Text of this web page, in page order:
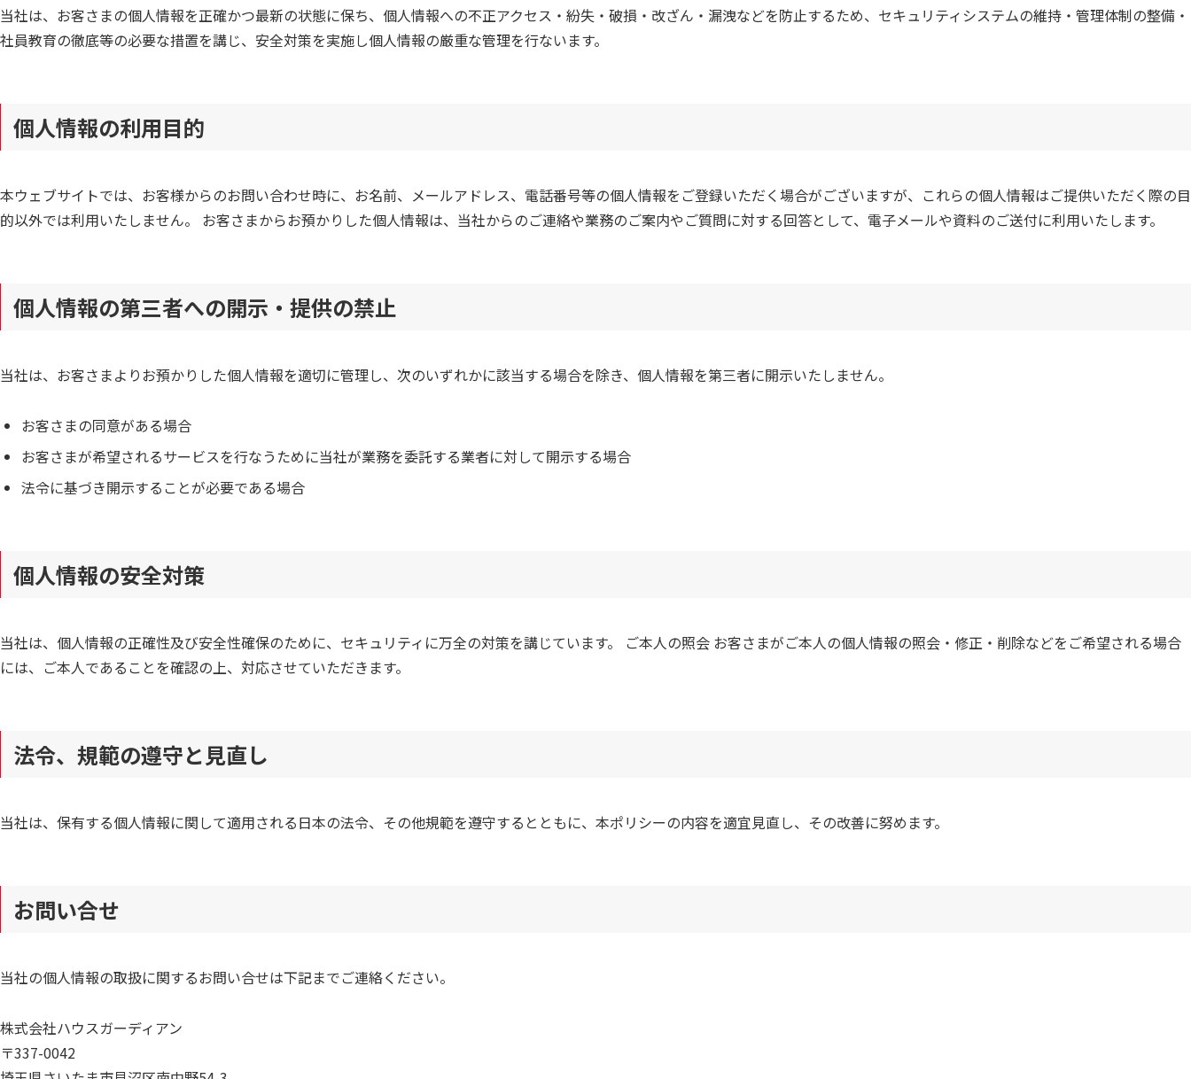
当社は、お客さまの個人情報を正確かつ最新の状態に保ち、個人情報への不正アクセス・紛失・破損・改ざん・漏洩などを防止するため、セキュリティシステムの維持・管理体制の整備・
社員教育の徹底等の必要な措置を講じ、安全対策を実施し個人情報の厳重な管理を行ないます。
個人情報の利用目的
本ウェブサイトでは、お客様からのお問い合わせ時に、お名前、メールアドレス、電話番号等の個人情報をご登録いただく場合がございますが、これらの個人情報はご提供いただく際の目
的以外では利用いたしません。 お客さまからお預かりした個人情報は、当社からのご連絡や業務のご案内やご質問に対する回答として、電子メールや資料のご送付に利用いたします。
個人情報の第三者への開示・提供の禁止
当社は、お客さまよりお預かりした個人情報を適切に管理し、次のいずれかに該当する場合を除き、個人情報を第三者に開示いたしません。
お客さまの同意がある場合
お客さまが希望されるサービスを行なうために当社が業務を委託する業者に対して開示する場合
法令に基づき開示することが必要である場合
個人情報の安全対策
当社は、個人情報の正確性及び安全性確保のために、セキュリティに万全の対策を講じています。 ご本人の照会 お客さまがご本人の個人情報の照会・修正・削除などをご希望される場合
には、ご本人であることを確認の上、対応させていただきます。
法令、規範の遵守と見直し
当社は、保有する個人情報に関して適用される日本の法令、その他規範を遵守するとともに、本ポリシーの内容を適宜見直し、その改善に努めます。
お問い合せ
当社の個人情報の取扱に関するお問い合せは下記までご連絡ください。
株式会社ハウスガーディアン
〒337-0042